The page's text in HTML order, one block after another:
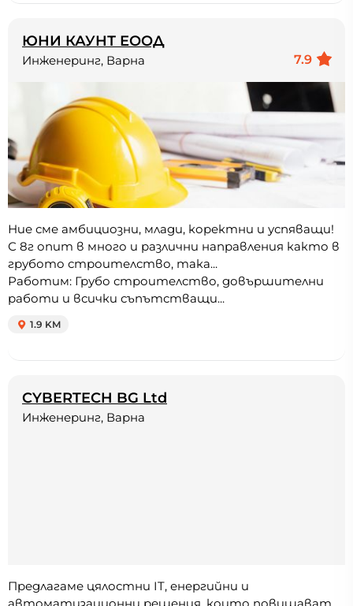
ЮНИ КАУНТ ЕООД
7.9
Инженеринг, Варна
Ние сме амбициозни, млади, коректни и успяващи!
С 8г опит в много и различни направления както в
грубото строителство, така...
Работим: Грубо строителство, довършителни
работи и всички съпътстващи...
1.9 KM
CYBERTECH BG Ltd
Инженеринг, Варна
Предлагаме цялостни IT, енергийни и